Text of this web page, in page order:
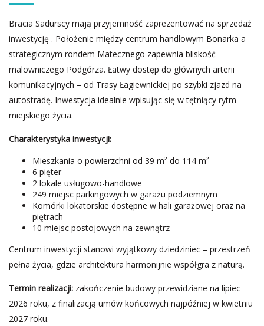
Bracia Sadurscy mają przyjemność zaprezentować na sprzedaż
inwestycję . Położenie między centrum handlowym Bonarka a
strategicznym rondem Matecznego zapewnia bliskość
malowniczego Podgórza. Łatwy dostęp do głównych arterii
komunikacyjnych – od Trasy Łagiewnickiej po szybki zjazd na
autostradę. Inwestycja idealnie wpisując się w tętniący rytm
miejskiego życia.
Charakterystyka inwestycji:
Mieszkania o powierzchni od 39 m² do 114 m²
6 pięter
2 lokale usługowo-handlowe
249 miejsc parkingowych w garażu podziemnym
Komórki lokatorskie dostępne w hali garażowej oraz na
piętrach
10 miejsc postojowych na zewnątrz
Centrum inwestycji stanowi wyjątkowy dziedziniec – przestrzeń
pełna życia, gdzie architektura harmonijnie współgra z naturą.
Termin realizacji: zakończenie budowy przewidziane na lipiec
2026 roku, z finalizacją umów końcowych najpóźniej w kwietniu
2027 roku.